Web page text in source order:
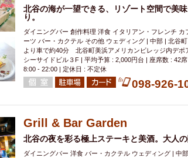
北谷の海が一望できる、リゾート空間で美
り。
ダイニングバー 創作料理 洋食 イタリアン・フレンチ カ
ーツ バー・カクテル その他 ウェディング | 中部 | 北谷
より車で約40分 北谷町美浜アメリカンビレッジ内デポ
シーサイドビル３F | 平均予算 : 2,000円台 | 座席数 : 42
8:00 - 22:00 | 定休日 : 不定休
098-926-
Grill & Bar Garden
北谷の夜を彩る極上ステーキと美酒。大人
ダイニングバー 洋食 バー・カクテル ウェディング | 中